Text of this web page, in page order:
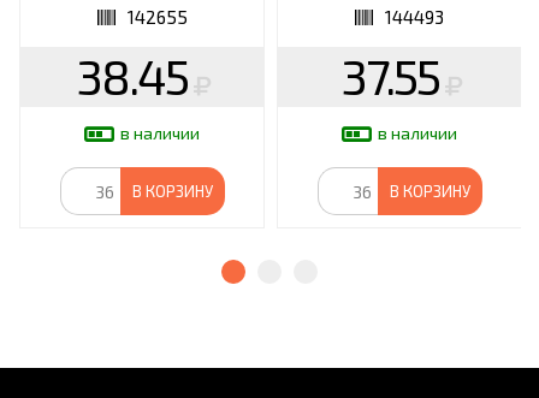
142655
38.45
в наличии
В КОРЗИНУ
144493
144493
37.55
в наличии
В КОРЗИНУ